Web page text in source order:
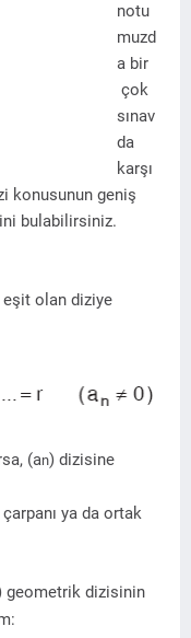
notu
muzd
a bir
çok
sınav
da
karşı
konusunun geniş
bulabilirsiniz.
eşit olan diziye
(an) dizisine
ya da ortak
geometrik dizisinin